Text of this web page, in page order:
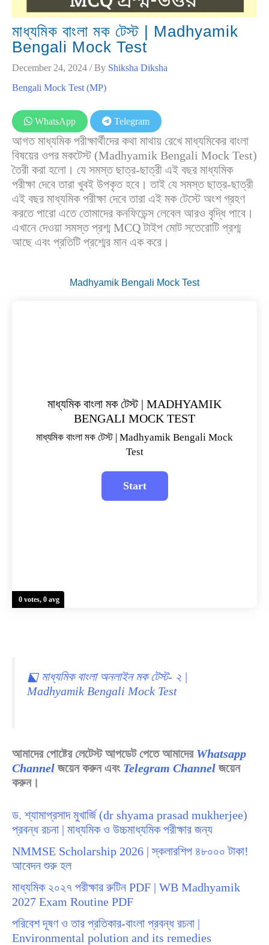
মাধ্যমিক বাংলা মক টেস্ট | Madhyamik
Bengali Mock Test
December 24, 2024 / By Shiksha Diksha
Bengali Mock Test (MP)
WhatsApp Telegram
আগত মাধ্যমিক পরীক্ষার্থীদের কথা মাথায় রেখে মাধ্যমিকের বাংলা
বিষয়ের ওপর মকটেস্ট (Madhyamik Bengali Mock Test)
তৈরী করা হলো। যে সমস্ত ছাত্র-ছাত্রী এই বছর মাধ্যমিক
পরীক্ষা দেবে তারা খুবই উপকৃত হবে। তাই যে সমস্ত ছাত্র-ছাত্রী
এই বছর মাধ্যমিক পরীক্ষা দেবে তারা এই মক টেস্টে অংশ গ্রহণ
করতে পারো এতে তোমাদের কনফিডেন্স লেবেল আরও বৃদ্ধি পাবে।
এখানে দেওয়া সমস্ত প্রশ্ম MCQ টাইপ মোট সতেরোটি প্রশ্ম
আছে এবং প্রতিটি প্রশ্মের মান এক করে।
Madhyamik Bengali Mock Test
0 votes, 0 avg
মাধ্যমিক বাংলা মক টেস্ট | MADHYAMIK
BENGALI MOCK TEST
মাধ্যমিক বাংলা মক টেস্ট | Madhyamik Bengali Mock
Test
⬕ মাধ্যমিক বাংলা অনলাইন মক টেস্ট- ২ |
Madhyamik Bengali Mock Test
আমাদের পোষ্টের লেটেস্ট আপডেট পেতে আমাদের Whatsapp
Channel জয়েন করুন এবং Telegram Channel জয়েন
করুন।
ড. শ্যামাপ্রসাদ মুখার্জি (dr shyama prasad mukherjee)
প্রবন্ধ রচনা | মাধ্যমিক ও উচ্চমাধ্যমিক পরীক্ষার জন্য
NMMSE Scholarship 2026 | স্কলারশিপ ৪৮০০০ টাকা!
আবেদন শুরু হল
মাধ্যমিক ২০২৭ পরীক্ষার রুটিন PDF | WB Madhyamik
2027 Exam Routine PDF
পরিবেশ দূষণ ও তার প্রতিকার-বাংলা প্রবন্ধ রচনা |
Environmental polution and its remedies